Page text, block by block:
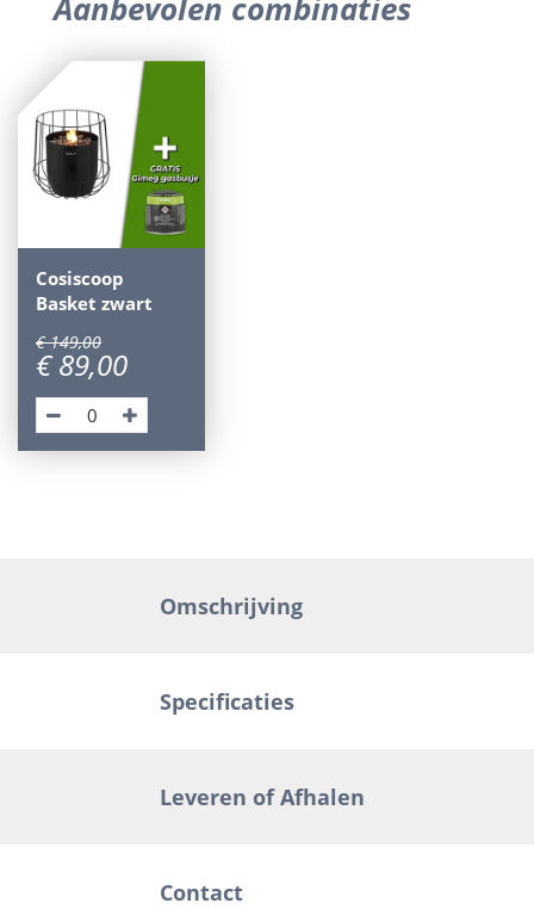
Aanbevolen combinaties
Cosiscoop
Basket zwart
€ 149,00
€ 89,00
Omschrijving
Specificaties
Leveren of Afhalen
Contact